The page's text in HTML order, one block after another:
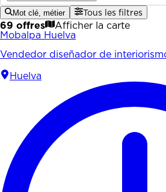
Mot clé, métier Tous les filtres
69 offres
Afficher la carte
Mobalpa Huelva
Vendedor diseñador de
Huelva